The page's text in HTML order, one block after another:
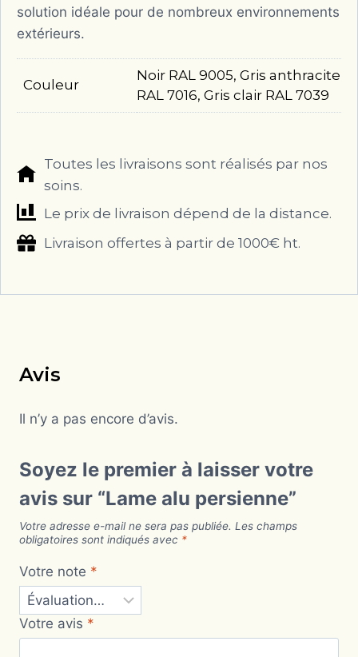
solution idéale pour de nombreux environnements
extérieurs.
Couleur
Noir RAL 9005, Gris anthracite
RAL 7016, Gris clair RAL 7039
Toutes les livraisons sont réalisés par nos
soins.
Le prix de livraison dépend de la distance.
Livraison offertes à partir de 1000€ ht.
Avis
Il n’y a pas encore d’avis.
Soyez le premier à laisser votre
avis sur “Lame alu persienne”
Votre adresse e-mail ne sera pas publiée. Les champs
obligatoires sont indiqués avec *
Votre note *
Votre avis *